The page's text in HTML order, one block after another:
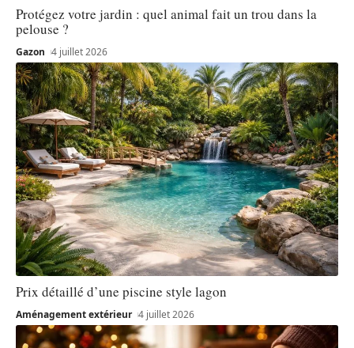
Protégez votre jardin : quel animal fait un trou dans la
pelouse ?
Gazon 4 juillet 2026
Prix détaillé d’une piscine style lagon
Aménagement extérieur 4 juillet 2026